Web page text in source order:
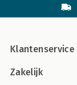
Klantenservice
Zakelijk